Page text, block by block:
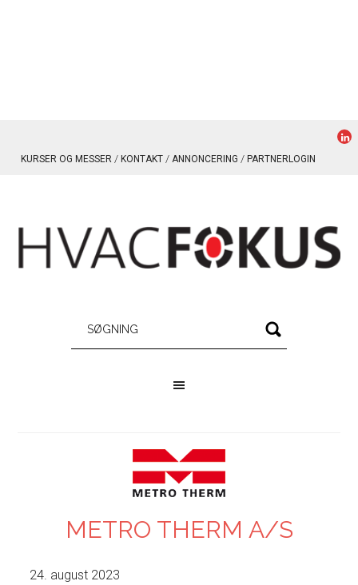
KURSER OG MESSER KONTAKT ANNONCERING PARTNERLOGIN
METRO THERM A/S
24. august 2023